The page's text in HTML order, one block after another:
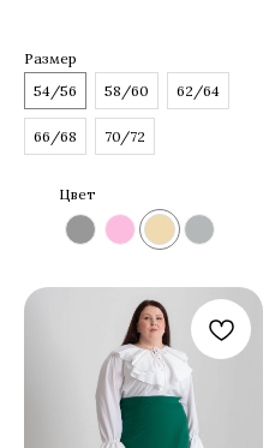
Размер
54/56
58/60 62/64
66/68 70/72
Цвет